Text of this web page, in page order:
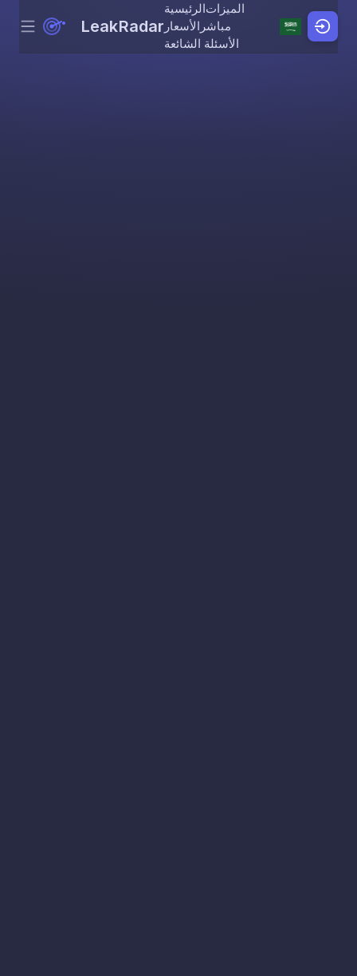
Skip to content
Menu LeakRadar
الرئيسيةالميزات
الأسعار مباشر
الأسئلة الشائعة